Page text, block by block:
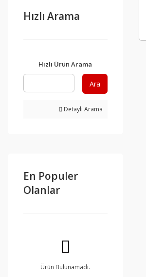
Hızlı Arama
Hızlı Ürün Arama
Ara
Detaylı Arama
En Populer
Olanlar
Ürün Bulunamadı.